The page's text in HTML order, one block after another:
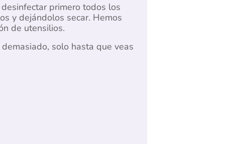
primero todos los
y dejándolos secar. Hemos
de utensilios.
solo hasta que veas